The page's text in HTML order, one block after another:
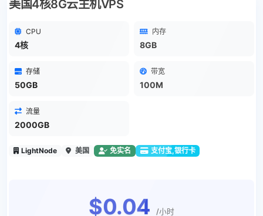
美国4核8G云主机VPS
CPU
4核
内存
8GB
存储
50GB
带宽
100M
流量
2000GB
LightNode 美国 免实名 支付宝,银行卡
$0.04 /小时